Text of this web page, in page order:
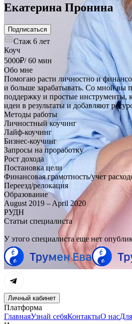
Екатерина Пронина
Подписаться
Стаж 6 лет
Коуч
5000₽/60 мин
Обо мне
Помогаю расти личностно и
и больше зарабатывать. Со мной вы
поддержку и простые инструменты,
идеи в результаты и добавляют
Методы работы
Личностный коучинг
Лайф-коучинг
Бизнес-коучинг
Запросы на проработку
Рост дохода
Постановка цели
Финансовая грамотность/учет
Переезд/релокация
Образование
August 2019 – April 2020
РУДН
Статьи специалиста
У этого специалиста еще нет
Личный кабинет
Платформа
ГлавнаяУзнай себяКонтактыО нас